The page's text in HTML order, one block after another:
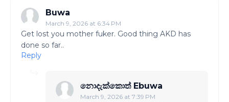
Buwa
March 9, 2026 at 6:34 PM
Get lost you mother fuker. Good thing AKD has
done so far..
Reply
නොදැක්කොත් Ebuwa
March 9, 2026 at 7:39 PM